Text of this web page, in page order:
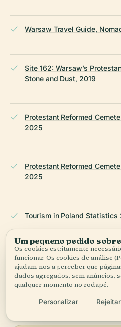
Warsaw Travel Guide,
Site 162: Warsaw’s
Stone and Dust, 2019
Protestant Reformed
2025
Protestant Reformed
2025
Tourism in Poland Statistics
Wikipedia — Evangelical
ÚLTIMA REVISÃO: AUGUST
Pesquisado a partir da
verificado ·Como
Um pequeno pedido
Os cookies estritamente
funcionar. Os cookies de análise
ajudam-nos a perceber que
dados agregados, sem anúncios,
qualquer momento no rodapé.
Personalizar